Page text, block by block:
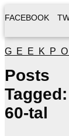
FACEBOOK
Posts
Tagged:
60-tal